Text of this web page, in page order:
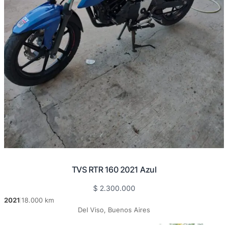
TVS RTR 160 2021 Azul
$ 2.300.000
2021 18.000 km
Del Viso, Buenos Aires